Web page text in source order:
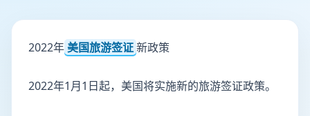
2022年美国旅游签证新政策
2022年1月1日起，美国将实施新的旅游签证政策。